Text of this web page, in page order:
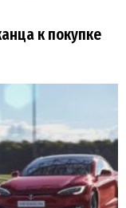
к покупке